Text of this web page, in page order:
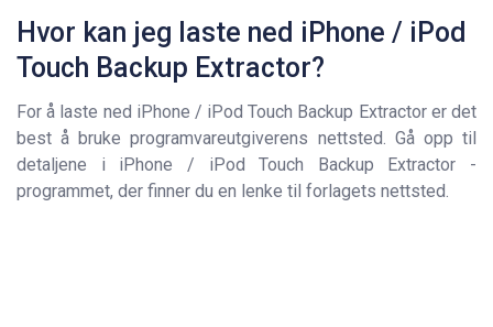
Hvor kan jeg laste ned iPhone / iPod
Touch Backup Extractor?
For å laste ned iPhone / iPod Touch Backup Extractor er det
best å bruke programvareutgiverens nettsted. Gå opp til
detaljene i iPhone / iPod Touch Backup Extractor -
programmet, der finner du en lenke til forlagets nettsted.